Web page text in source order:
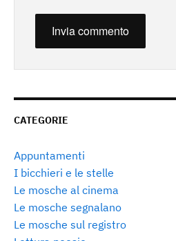
CATEGORIE
Appuntamenti
I bicchieri e le stelle
Le mosche al cinema
Le mosche segnalano
Le mosche sul registro